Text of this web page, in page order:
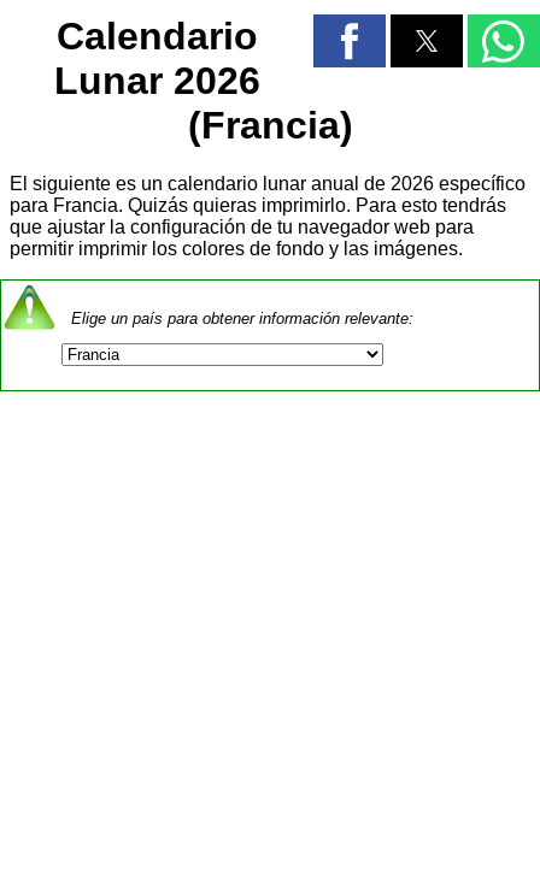
Calendario
Lunar 2026
(Francia)
El siguiente es un calendario lunar anual de 2026 específico
para Francia. Quizás quieras imprimirlo. Para esto tendrás
que ajustar la configuración de tu navegador web para
permitir imprimir los colores de fondo y las imágenes.
Elige un país para obtener información relevante: